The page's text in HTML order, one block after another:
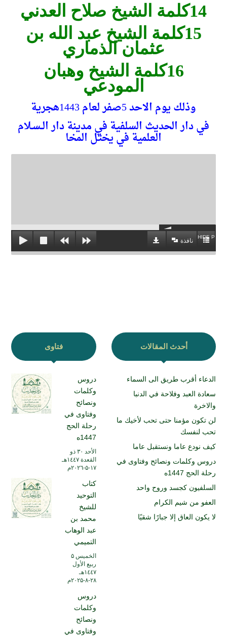
14كلمة الشيخ صلاح العدني
15كلمة الشيخ عبد الله بن
عثمان الذماري
16كلمة الشيخ وهبان
المودعي
وذلك يوم الاحد 5صفر لعام 1443هجرية
في دار الحديث السلفية في مدينة دار الــسـلام
العلمية في يختل المخا
HIDE
نافذة
أحدث المقالات
الدعاء أقرب طريق الى السماء
سعادة العبد وفلاحة في الدنبا
والاخرة
لن تكون مؤمنا حتى تحب لأخيك ما
تحب لنفسك
كيف نودع عاما ونستقبل عاما
دروس وكلمات ونصائح وفتاوى في
رحلة الحج 1447ه
السلفيون كجسد وروح واحد
العفو من شيم الكرام
لا يكون العاق إلا جبارًا شقيًا
فتاوى
دروس
وكلمات
ونصائح
وفتاوى في
رحلة الحج
1447ه
الأحد ۳۰ ذو
القعدة ۱٤٤۷هـ
۱۷-۵-۲۰۲٦م
كتاب
التوحيد
للشيخ
محمد بن
عبد الوهاب
التميمي
الخميس ۵
ربيع الأول
۱٤٤۷هـ
۲۸-۸-۲۰۲۵م
دروس
وكلمات
ونصائح
وفتاوى في